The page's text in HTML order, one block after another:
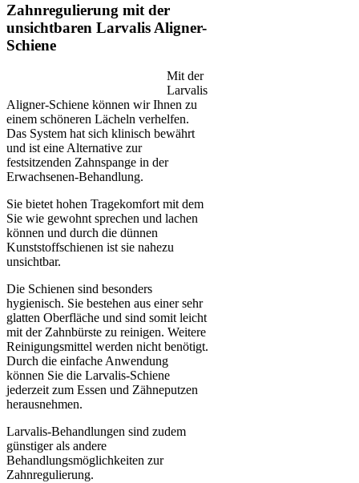
Zahnregulierung mit der
unsichtbaren Larvalis Aligner-
Schiene
Mit der
Larvalis
Aligner-Schiene können wir Ihnen zu
einem schöneren Lächeln verhelfen.
Das System hat sich klinisch bewährt
und ist eine Alternative zur
festsitzenden Zahnspange in der
Erwachsenen-Behandlung.
Sie bietet hohen Tragekomfort mit dem
Sie wie gewohnt sprechen und lachen
können und durch die dünnen
Kunststoffschienen ist sie nahezu
unsichtbar.
Die Schienen sind besonders
hygienisch. Sie bestehen aus einer sehr
glatten Oberfläche und sind somit leicht
mit der Zahnbürste zu reinigen. Weitere
Reinigungsmittel werden nicht benötigt.
Durch die einfache Anwendung
können Sie die Larvalis-Schiene
jederzeit zum Essen und Zähneputzen
herausnehmen.
Larvalis-Behandlungen sind zudem
günstiger als andere
Behandlungsmöglichkeiten zur
Zahnregulierung.